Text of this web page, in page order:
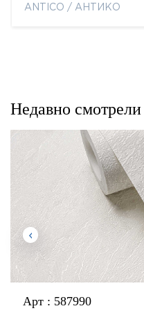
ANTICO / АНТИКО
Недавно смотрели
Арт : 587990